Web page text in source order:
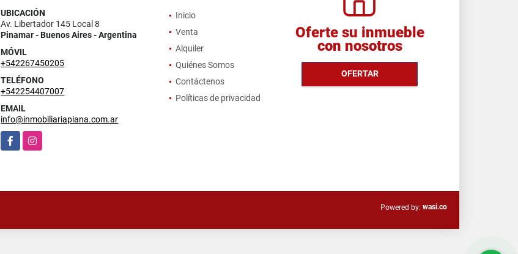
UBICACIÓN
Av. Libertador 145 Local 8
Pinamar - Buenos Aires - Argentina
MÓVIL
+542267450205
TELÉFONO
+542254407007
EMAIL
info@inmobiliariapiana.com.ar
FacebookInstagram
Inicio
Venta
Alquiler
Quiénes Somos
Contáctenos
Políticas de privacidad
Oferte su inmueble
con nosotros
OFERTAR
Powered by: wasi.co